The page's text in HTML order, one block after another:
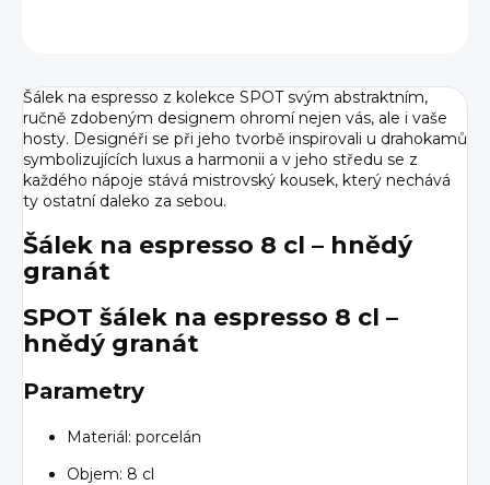
Šálek na espresso z kolekce SPOT svým abstraktním,
ručně zdobeným designem ohromí nejen vás, ale i vaše
hosty. Designéři se při jeho tvorbě inspirovali u drahokamů
symbolizujících luxus a harmonii a v jeho středu se z
každého nápoje stává mistrovský kousek, který nechává
ty ostatní daleko za sebou.
Šálek na espresso 8 cl – hnědý
granát
SPOT šálek na espresso 8 cl –
hnědý granát
Parametry
Materiál: porcelán
Objem: 8 cl